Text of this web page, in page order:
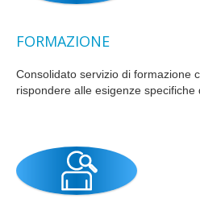
FORMAZIONE
Consolidato servizio di formazione
rispondere alle esigenze specifiche